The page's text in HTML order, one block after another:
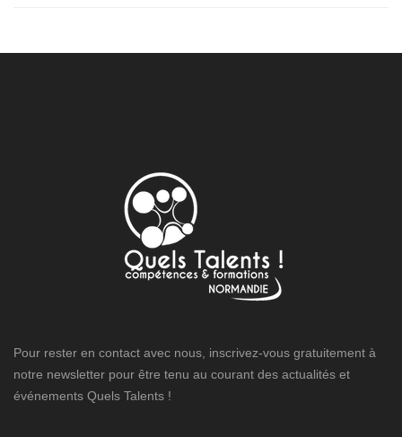
Pour rester en contact avec nous, inscrivez-vous gratuitement à
notre newsletter pour être tenu au courant des actualités et
événements Quels Talents !